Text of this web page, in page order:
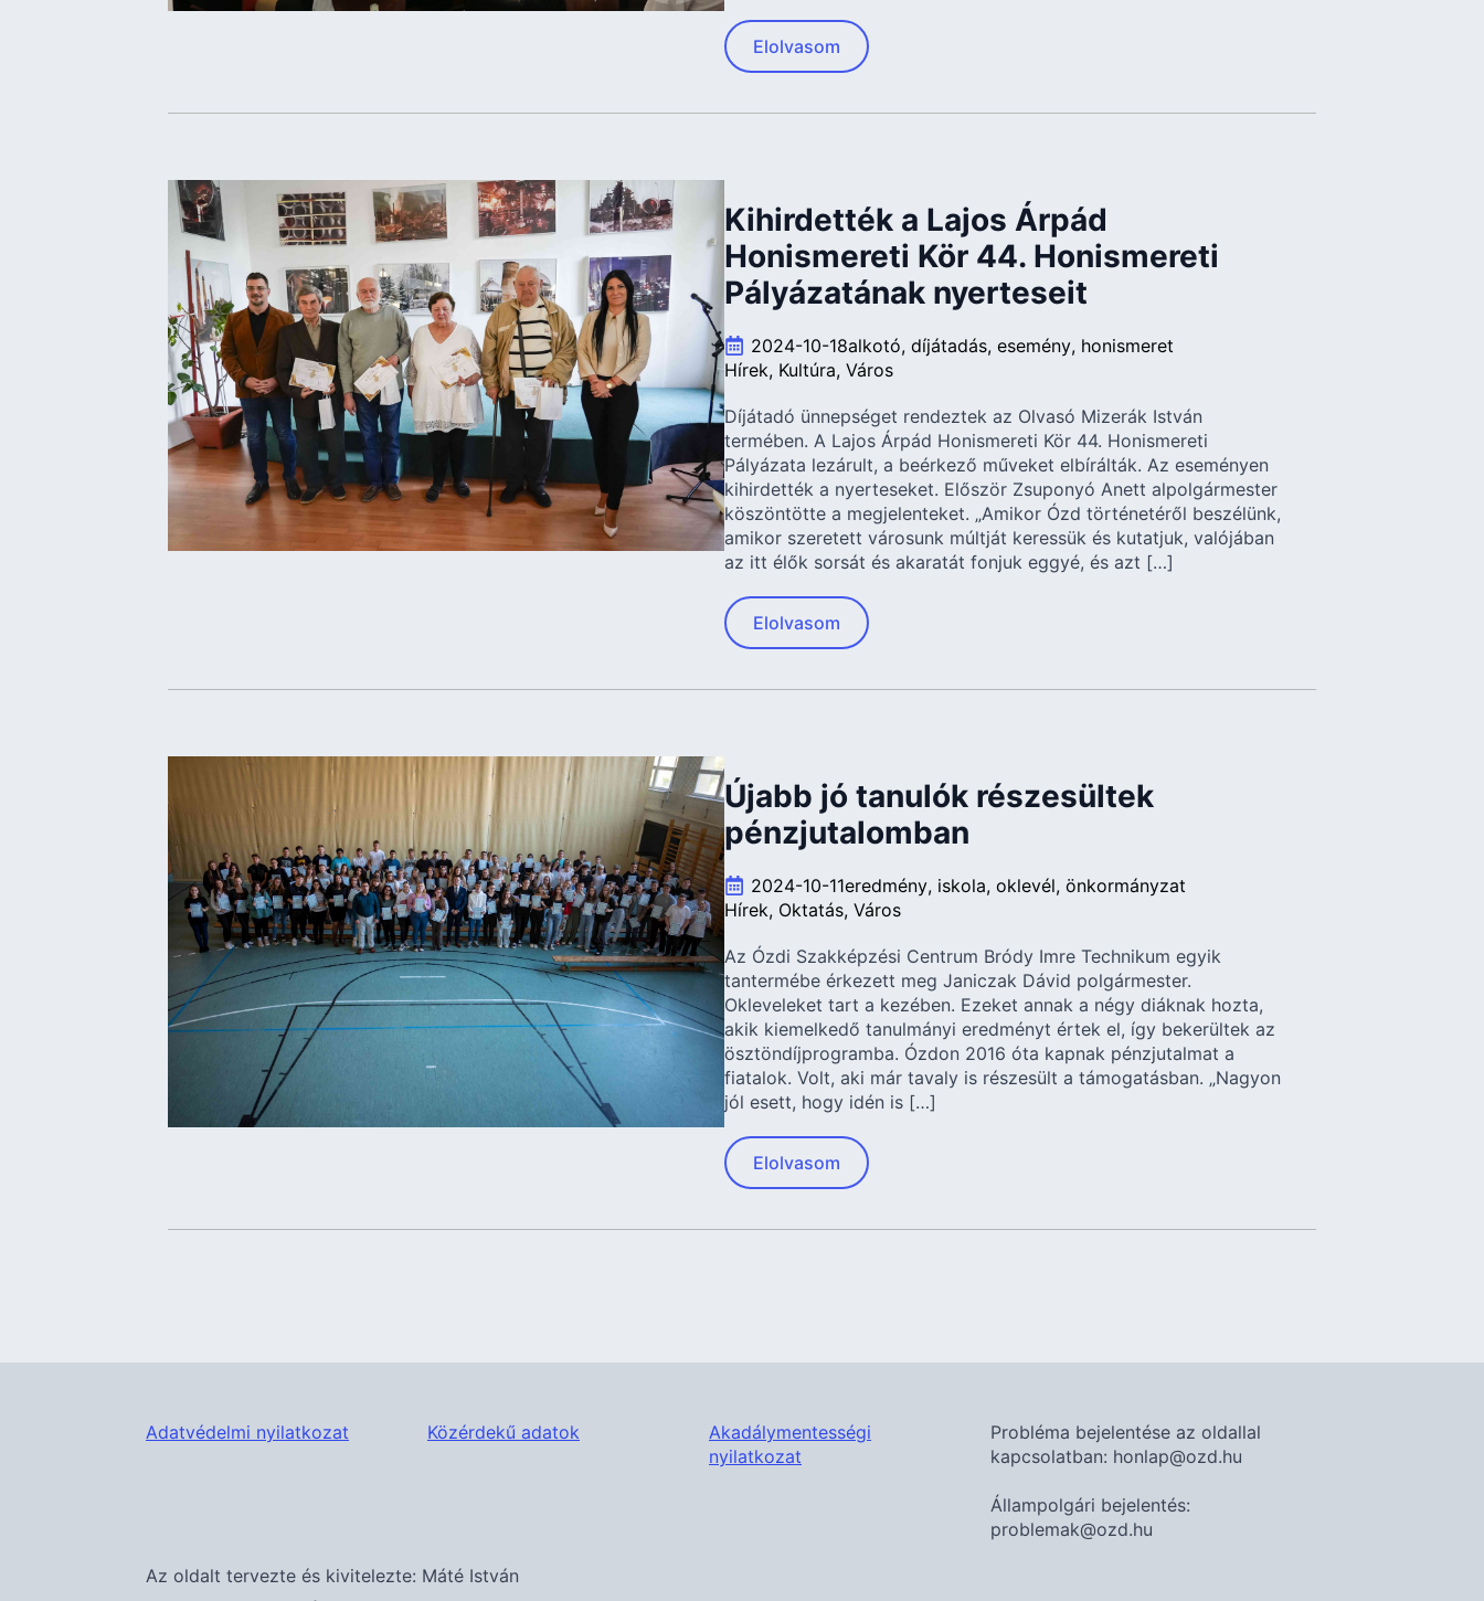
Elolvasom
Kihirdették a Lajos Árpád
Honismereti Kör 44. Honismereti
Pályázatának nyerteseit
2024-10-18alkotó díjátadás esemény honismeret
Hírek Kultúra Város
Díjátadó ünnepséget rendeztek az Olvasó Mizerák István
termében. A Lajos Árpád Honismereti Kör 44. Honismereti
Pályázata lezárult, a beérkező műveket elbírálták. Az eseményen
kihirdették a nyerteseket. Először Zsuponyó Anett alpolgármester
köszöntötte a megjelenteket. „Amikor Ózd történetéről beszélünk,
amikor szeretett városunk múltját keressük és kutatjuk, valójában
az itt élők sorsát és akaratát fonjuk eggyé, és azt […]
Elolvasom
Újabb jó tanulók részesültek
pénzjutalomban
2024-10-11eredmény iskola oklevél önkormányzat
Hírek Oktatás Város
Az Ózdi Szakképzési Centrum Bródy Imre Technikum egyik
tantermébe érkezett meg Janiczak Dávid polgármester.
Okleveleket tart a kezében. Ezeket annak a négy diáknak hozta,
akik kiemelkedő tanulmányi eredményt értek el, így bekerültek az
ösztöndíjprogramba. Ózdon 2016 óta kapnak pénzjutalmat a
fiatalok. Volt, aki már tavaly is részesült a támogatásban. „Nagyon
jól esett, hogy idén is […]
Elolvasom
Adatvédelmi nyilatkozat Közérdekű adatok
Akadálymentességi
nyilatkozat
Probléma bejelentése az oldallal
kapcsolatban: honlap@ozd.hu
Állampolgári bejelentés:
problemak@ozd.hu
Az oldalt tervezte és kivitelezte: Máté István